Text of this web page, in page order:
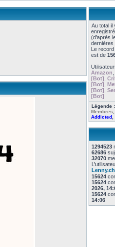
Au total il
(d’après
dernières
Le record
est de
Amazon
[Bot]
[Bot]
[Bot]
[Bot]
Légende
Membres
Addicted
1294523
62686
32070
15624
15624
2026,
15624
14:06